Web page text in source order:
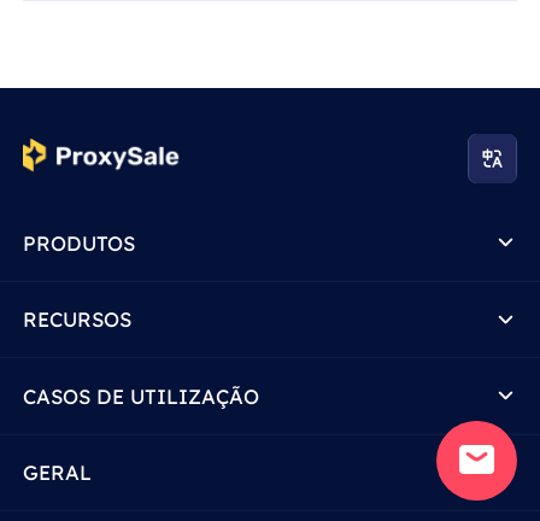
PRODUTOS
RECURSOS
CASOS DE UTILIZAÇÃO
GERAL